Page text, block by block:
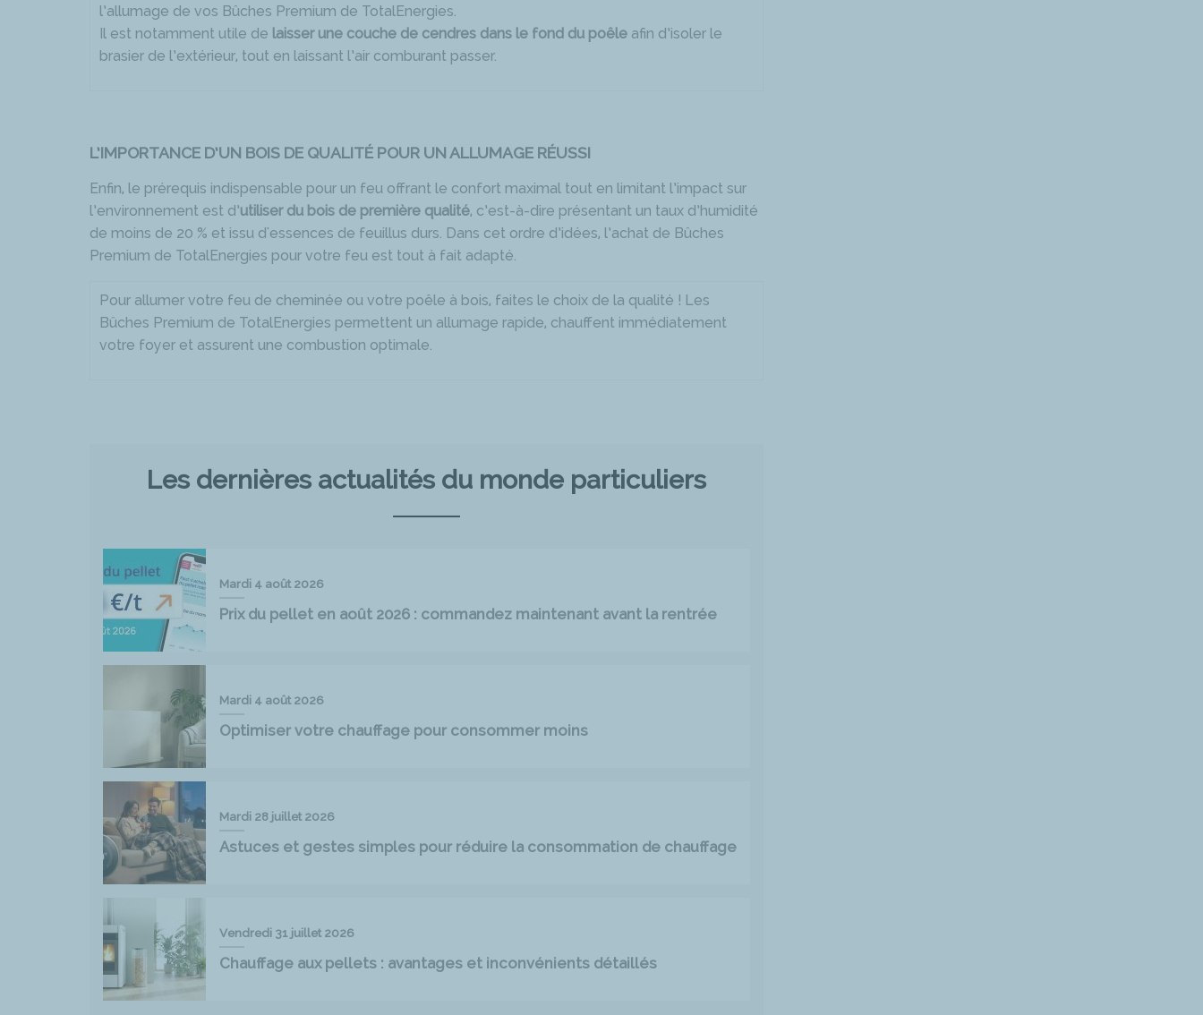
l’allumage de vos Bûches Premium de TotalEnergies.
Il est notamment utile de laisser une couche de cendres dans le fond du poêleafin d’isoler le
brasier de l’extérieur, tout en laissant l’air comburant passer.
L’IMPORTANCE D’UN BOIS DE QUALITÉ POUR UN ALLUMAGE RÉUSSI
Enfin, le prérequis indispensable pour un feu offrant le confort maximal tout en limitant l’impact sur
l’environnement est d’utiliser du bois de première qualité, c’est-à-dire présentant un taux d’humidité
de moins de 20 % et issu d'essences de feuillus durs. Dans cet ordre d’idées, l’achat de Bûches
Premium de TotalEnergies pour votre feu est tout à fait adapté.
Pour allumer votre feu de cheminée ou votre poêle à bois, faites le choix de la qualité ! Les
Bûches Premium de TotalEnergies permettent un allumage rapide, chauffent immédiatement
votre foyer et assurent une combustion optimale.
Les dernières actualités du monde particuliers
Mardi 4 août 2026
Prix du pellet en août 2026 : commandez maintenant avant la rentrée
Mardi 4 août 2026
Optimiser votre chauffage pour consommer moins
Mardi 28 juillet 2026
Astuces et gestes simples pour réduire la consommation de chauffage
Vendredi 31 juillet 2026
Chauffage aux pellets : avantages et inconvénients détaillés